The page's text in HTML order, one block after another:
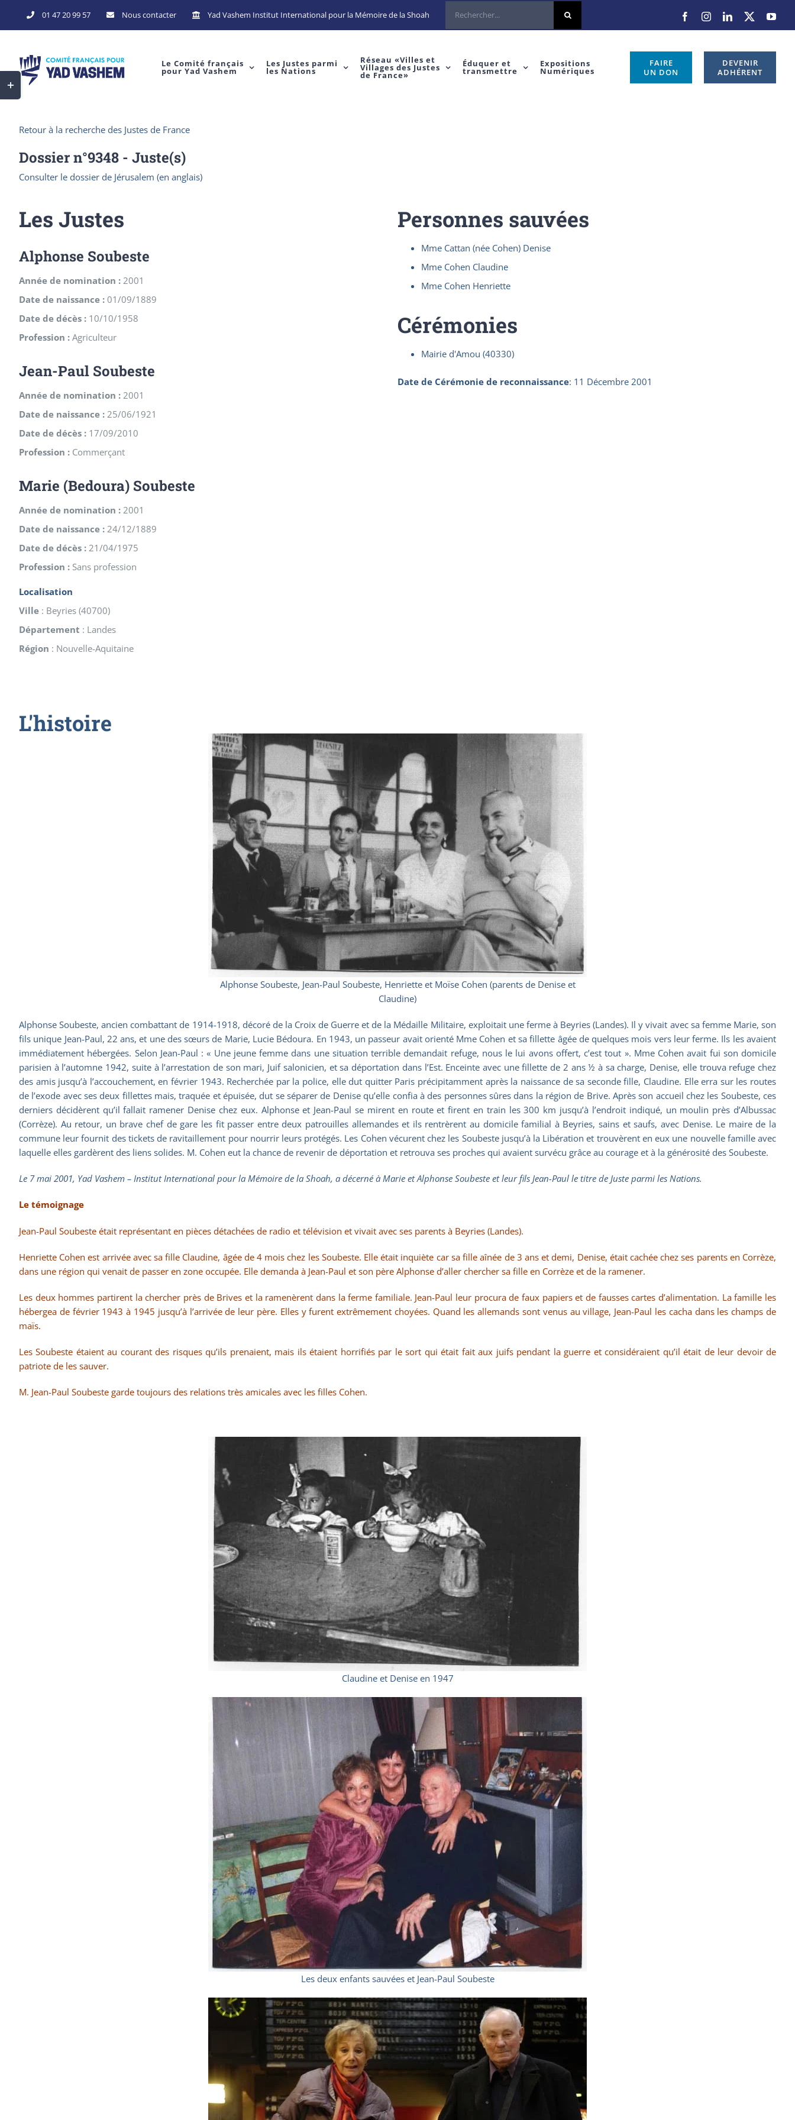
to
01 47 20 99 57 Nous contacter Yad Vashem Institut International pour la Mémoire de la Shoah Rechercher
FacebookInstagramLinkedIn
X
Le Comité français
pour Yad Vashem
Les Justes parmi
les Nations
Réseau «Villes et
Villages des Justes
de France»
Éduquer et
transmettre
Expositions
Numériques
FAIRE
UN DON
DEVENIR
ADHÉRENT
Retour à la recherche des Justes de France
Dossier n°9348 - Juste(s)
Consulter le dossier de Jérusalem (en anglais)
Les Justes
Alphonse Soubeste
Année de nomination : 2001
Date de naissance : 01/09/1889
Date de décès : 10/10/1958
Profession : Agriculteur
Jean-Paul Soubeste
Année de nomination : 2001
Date de naissance : 25/06/1921
Date de décès : 17/09/2010
Profession : Commerçant
Marie (Bedoura) Soubeste
Année de nomination : 2001
Date de naissance : 24/12/1889
Date de décès : 21/04/1975
Profession : Sans profession
Localisation
Ville : Beyries (40700)
Département : Landes
Région : Nouvelle-Aquitaine
Personnes sauvées
Mme Cattan (née Cohen) Denise
Mme Cohen Claudine
Mme Cohen Henriette
Cérémonies
Mairie d'Amou (40330)
Date de Cérémonie de reconnaissance: 11 Décembre 2001
L'histoire
Alphonse Soubeste, Jean-Paul Soubeste, Henriette et Moïse Cohen (parents de Denise et
Claudine)
Alphonse Soubeste, ancien combattant de 1914-1918, décoré de la Croix de Guerre et de la Médaille Militaire, exploitait une ferme à Beyries (Landes). Il y vivait avec sa femme Marie, son
fils unique Jean-Paul, 22 ans, et une des sœurs de Marie, Lucie Bédoura. En 1943, un passeur avait orienté Mme Cohen et sa fillette âgée de quelques mois vers leur ferme. Ils les avaient
immédiatement hébergées. Selon Jean-Paul : « Une jeune femme dans une situation terrible demandait refuge, nous le lui avons offert, c’est tout ». Mme Cohen avait fui son domicile
parisien à l’automne 1942, suite à l’arrestation de son mari, Juif salonicien, et sa déportation dans l’Est. Enceinte avec une fillette de 2 ans ½ à sa charge, Denise, elle trouva refuge chez
des amis jusqu’à l’accouchement, en février 1943. Recherchée par la police, elle dut quitter Paris précipitamment après la naissance de sa seconde fille, Claudine. Elle erra sur les routes
de l’exode avec ses deux fillettes mais, traquée et épuisée, dut se séparer de Denise qu’elle confia à des personnes sûres dans la région de Brive. Après son accueil chez les Soubeste, ces
derniers décidèrent qu’il fallait ramener Denise chez eux. Alphonse et Jean-Paul se mirent en route et firent en train les 300 km jusqu’à l’endroit indiqué, un moulin près d’Albussac
(Corrèze). Au retour, un brave chef de gare les fit passer entre deux patrouilles allemandes et ils rentrèrent au domicile familial à Beyries, sains et saufs, avec Denise. Le maire de la
commune leur fournit des tickets de ravitaillement pour nourrir leurs protégés. Les Cohen vécurent chez les Soubeste jusqu’à la Libération et trouvèrent en eux une nouvelle famille avec
laquelle elles gardèrent des liens solides. M. Cohen eut la chance de revenir de déportation et retrouva ses proches qui avaient survécu grâce au courage et à la générosité des Soubeste.
Le 7 mai 2001, Yad Vashem – Institut International pour la Mémoire de la Shoah, a décerné à Marie et Alphonse Soubeste et leur fils Jean-Paul le titre de Juste parmi les Nations.
Le témoignage
Jean-Paul Soubeste était représentant en pièces détachées de radio et télévision et vivait avec ses parents à Beyries (Landes).
Henriette Cohen est arrivée avec sa fille Claudine, âgée de 4 mois chez les Soubeste. Elle était inquiète car sa fille aînée de 3 ans et demi, Denise, était cachée chez ses parents en Corrèze,
dans une région qui venait de passer en zone occupée. Elle demanda à Jean-Paul et son père Alphonse d’aller chercher sa fille en Corrèze et de la ramener.
Les deux hommes partirent la chercher près de Brives et la ramenèrent dans la ferme familiale. Jean-Paul leur procura de faux papiers et de fausses cartes d’alimentation. La famille les
hébergea de février 1943 à 1945 jusqu’à l’arrivée de leur père. Elles y furent extrêmement choyées. Quand les allemands sont venus au village, Jean-Paul les cacha dans les champs de
maïs.
Les Soubeste étaient au courant des risques qu’ils prenaient, mais ils étaient horrifiés par le sort qui était fait aux juifs pendant la guerre et considéraient qu’il était de leur devoir de
patriote de les sauver.
M. Jean-Paul Soubeste garde toujours des relations très amicales avec les filles Cohen.
Claudine et Denise en 1947
Les deux enfants sauvées et Jean-Paul Soubeste
Toggle
Sliding